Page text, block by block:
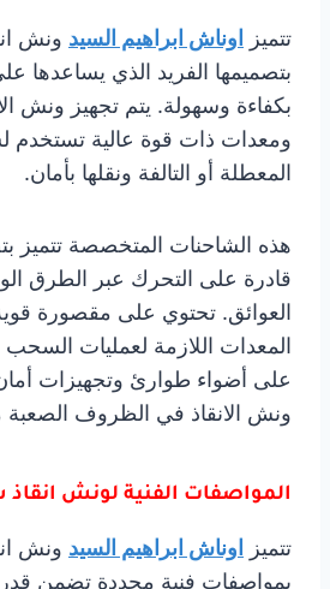
تتميز اوناش ابراهيم السيد ونش
بتصميمها الفريد الذي يساعدها
بكفاءة وسهولة. يتم تجهيز ونش
ومعدات ذات قوة عالية تستخدم
المعطلة أو التالفة ونقلها بأمان.
هذه الشاحنات المتخصصة تتميز
قادرة على التحرك عبر الطرق
العوائق. تحتوي على مقصورة
المعدات اللازمة لعمليات السحب
على أضواء طوارئ وتجهيزات
ونش الانقاذ في الظروف الصعبة
المواصفات الفنية لونش
تتميز اوناش ابراهيم السيد ونش
بمواصفات فنية محددة تضمن